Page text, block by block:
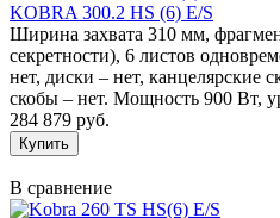
KOBRA 300.2 HS (6) E/S
Ширина захвата 310 мм,
секретности), 6 листов
нет, диски – нет, канцелярские
скобы – нет. Мощность 900 Вт,
284 879 руб.
В сравнение